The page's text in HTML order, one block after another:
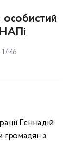
особистий
17:46
Геннадій
громадян з